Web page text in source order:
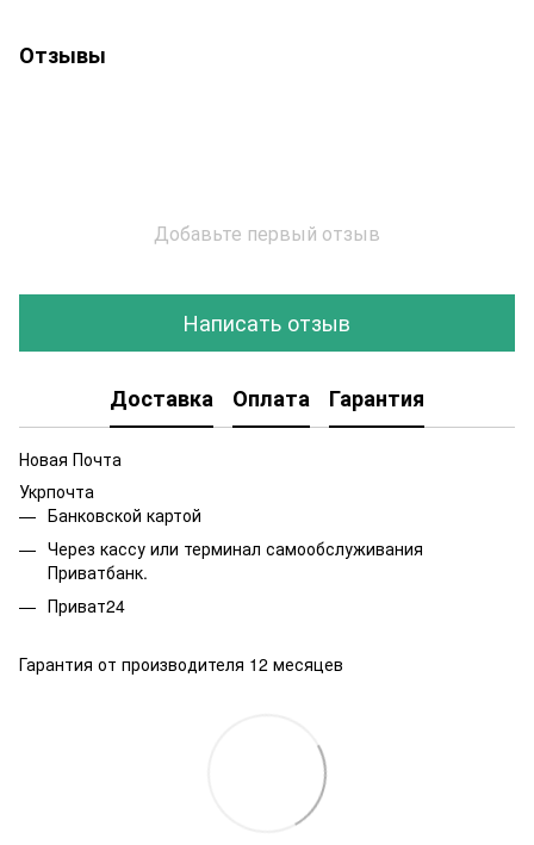
Отзывы
Добавьте первый отзыв
Написать отзыв
Доставка Оплата Гарантия
Новая Почта
Укрпочта
Банковской картой
Через кассу или терминал самообслуживания
Приватбанк.
Приват24
Гарантия от производителя 12 месяцев